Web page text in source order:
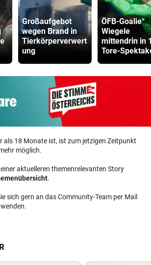
Großaufgebot
wegen Brand in
Tierkörperverwert
ung
ÖFB-Goalie
Wiegele
mittendrin in
Tore-
als 18 Monate ist, ist zum jetzigen Zeitpunkt
möglich.
einer aktuelleren themenrelevanten Story
.
sich gern an das Community-Team per Mail
wenden.